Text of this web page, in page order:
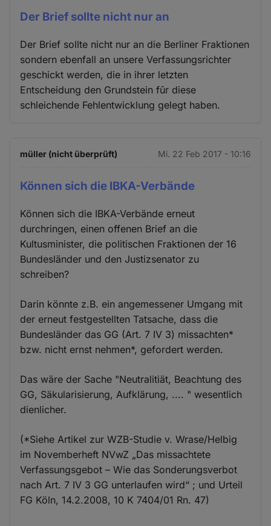
Der Brief sollte nicht nur an
Der Brief sollte nicht nur an die Berliner Fraktionen
sondern ebenfall an unsere Verfassungsrichter
geschickt werden, die in ihrer letzten
Entscheidung den Grundstein fūr diese
schleichende Fehlentwicklung gelegt haben.
müller (nicht überprüft) Mi. 22 Feb 2017 - 10:16
Können sich die IBKA-Verbände
Können sich die IBKA-Verbände erneut
durchringen, einen offenen Brief an die
Kultusminister, die politischen Fraktionen der 16
Bundesländer und den Justizsenator zu
schreiben?
Darin könnte z.B. ein angemessener Umgang mit
der erneut festgestellten Tatsache, dass die
Bundesländer das GG (Art. 7 IV 3) missachten*
bzw. nicht ernst nehmen*, gefordert werden.
Das wäre der Sache "Neutralitiät, Beachtung des
GG, Säkularisierung, Aufklärung, .... " wesentlich
dienlicher.
(*Siehe Artikel zur WZB-Studie v. Wrase/Helbig
im Novemberheft NVwZ „Das missachtete
Verfassungsgebot – Wie das Sonderungsverbot
nach Art. 7 IV 3 GG unterlaufen wird“ ; und Urteil
FG Köln, 14.2.2008, 10 K 7404/01 Rn. 47)